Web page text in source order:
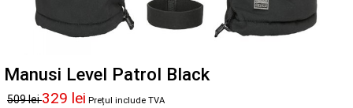
Manusi Level Patrol Black
509 lei329 lei Prețul include TVA